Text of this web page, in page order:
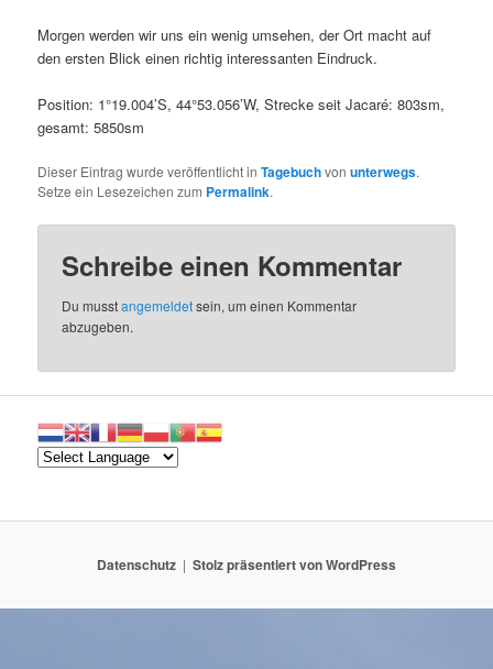
Morgen werden wir uns ein wenig umsehen, der Ort macht auf
den ersten Blick einen richtig interessanten Eindruck.
Position: 1°19.004’S, 44°53.056’W, Strecke seit Jacaré: 803sm,
gesamt: 5850sm
Dieser Eintrag wurde veröffentlicht inTagebuchvonunterwegs.
Setze ein Lesezeichen zum Permalink.
Schreibe einen Kommentar
Du musstangemeldetsein, um einen Kommentar
abzugeben.
Datenschutz Stolz präsentiert von WordPress